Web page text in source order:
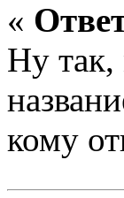
«
Ну так,
кому